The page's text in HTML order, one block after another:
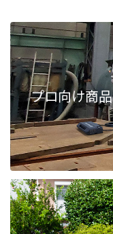
プロ向け商品